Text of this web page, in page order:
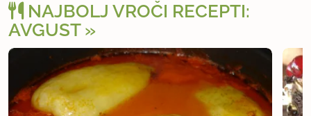
NAJBOLJ VROČI RECEPTI:
AVGUST